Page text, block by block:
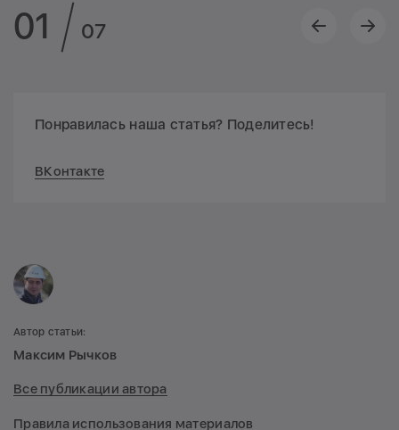
01 07
Понравилась наша статья? Поделитесь!
ВКонтакте
Автор статьи:
Максим Рычков
Все публикации автора
Правила использования материалов